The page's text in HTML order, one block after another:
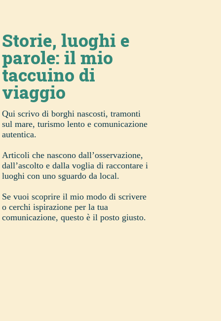
Storie, luoghi e
parole: il mio
taccuino di
viaggio
Qui scrivo di borghi nascosti, tramonti
sul mare, turismo lento e comunicazione
autentica.
Articoli che nascono dall’osservazione,
dall’ascolto e dalla voglia di raccontare i
luoghi con uno sguardo da local.
Se vuoi scoprire il mio modo di scrivere
o cerchi ispirazione per la tua
comunicazione, questo è il posto giusto.